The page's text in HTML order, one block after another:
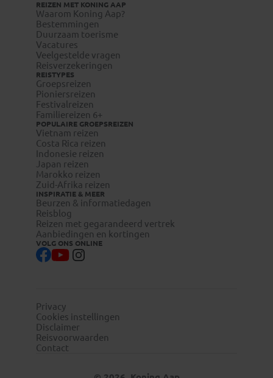
legalisatie.nl/koningaap-nl
legalisatie.nl/koningaap-be
Reizigers die niet beschikken over de Nederlandse of
Belgische nationaliteit, dienen zelf contact op te nemen
met de betreffende ambassade(s) en hun eventuele visum
te regelen.
Reizigers met meereizende kinderen onder de 18 jaar
dienen zelf bij de betreffende ambassade/consulaat te
www.wanda.be
www.itg.be
REIZEN MET KONING AAP
Waarom Koning Aap?
Bestemmingen
Duurzaam toerisme
Vacatures
Veelgestelde vragen
Reisverzekeringen
REISTYPES
Groepsreizen
Pioniersreizen
Festivalreizen
Familiereizen 6+
POPULAIRE GROEPSREIZEN
Vietnam reizen
Costa Rica reizen
Indonesie reizen
Japan reizen
Marokko reizen
Zuid-Afrika reizen
INSPIRATIE & MEER
Beurzen & informatiedagen
Reisblog
Reizen met gegarandeerd vertrek
Aanbiedingen en kortingen
VOLG ONS ONLINE
Privacy
Cookies instellingen
Disclaimer
Reisvoorwaarden
Contact